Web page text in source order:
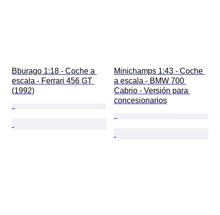
Bburago 1:18 - Coche a
escala - Ferrari 456 GT
(1992)
Minichamps 1:43 - Coche
a escala - BMW 700
Cabrio - Versión para
concesionarios